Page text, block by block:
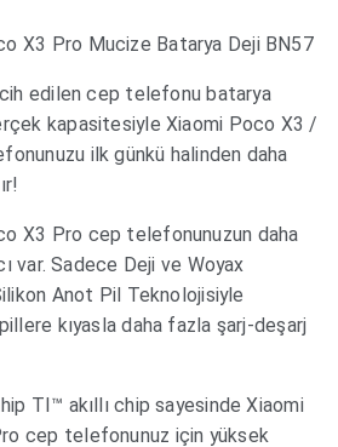
X3 Pro Mucize Batarya Deji BN57
edilen cep telefonu batarya
kapasitesiyle Xiaomi Poco X3 /
ilk günkü halinden daha
X3 Pro cep telefonunuzun daha
var. Sadece Deji ve Woyax
Anot Pil Teknolojisiyle
kıyasla daha fazla şarj-deşarj
TI™ akıllı chip sayesinde Xiaomi
cep telefonunuz için yüksek